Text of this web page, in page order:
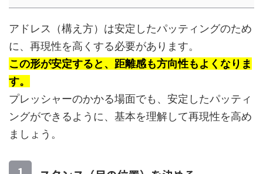
アドレス（構え方）は安定したパッティングのため
に、再現性を高くする必要があります。
この形が安定すると、距離感も方向性もよくなりま
す。
プレッシャーのかかる場面でも、安定したパッティ
ングができるように、基本を理解して再現性を高め
ましょう。